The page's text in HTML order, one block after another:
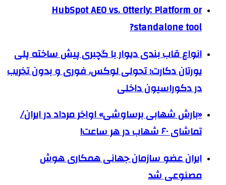
HubSpot AEO vs. Otterly: Platform or
standalone tool?
انواع قاب بندی دیوار با گچبری پیش ساخته پلی
یورتان دکارت؛ تحولی لوکس، فوری و بدون تخریب
در دکوراسیون داخلی
«بارش شهابی برساوشی» اواخر مرداد در ایران/
تماشای ۶۰ شهاب در هر ساعت!
ایران عضو سازمان جهانی همکاری هوش
مصنوعی شد